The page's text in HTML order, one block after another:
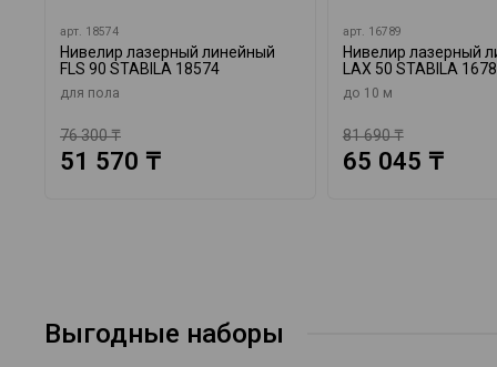
арт. 18574
Нивелир лазерный линейный
FLS 90 STABILA 18574
для пола
76 300 ₸
51 570 ₸
арт. 16789
Нивелир лазерный
LAX 50 STABILA
до 10 м
81 690 ₸
65 045 ₸
Выгодные наборы